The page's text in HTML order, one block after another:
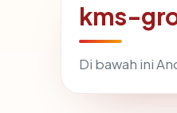
kms-
Di bawah ini